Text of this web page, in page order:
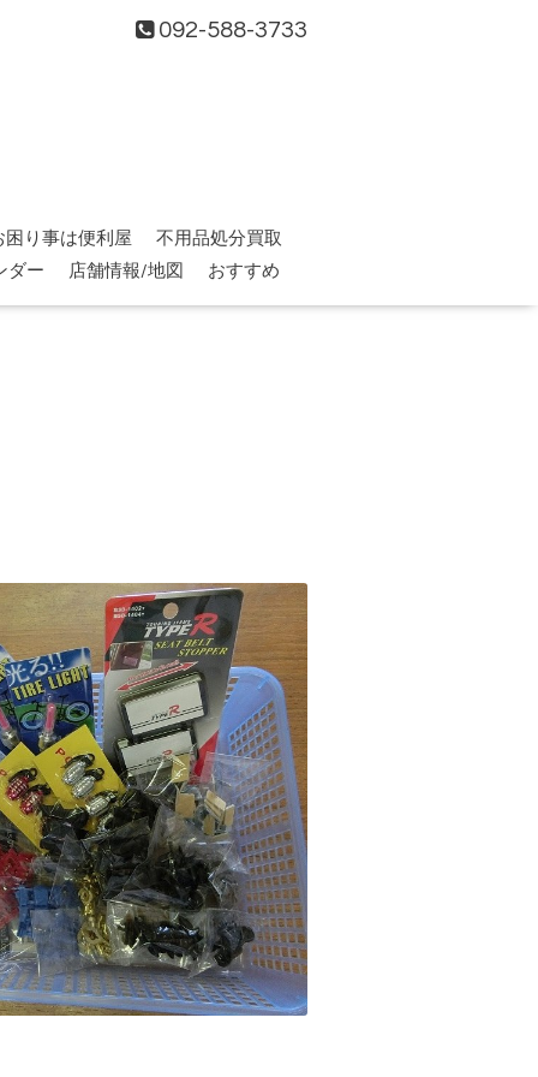
092-588-3733
困り事は便利屋
不用品処分買取
ダー 店舗情報/地図 おすすめ